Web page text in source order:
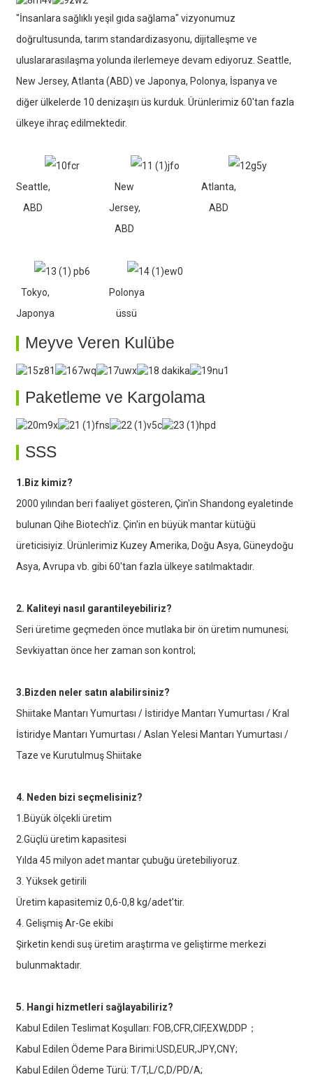
"İnsanlara sağlıklı yeşil gıda sağlama" vizyonumuz
doğrultusunda, tarım standardizasyonu, dijitalleşme ve
uluslararasılaşma yolunda ilerlemeye devam ediyoruz. Seattle,
New Jersey, Atlanta (ABD) ve Japonya, Polonya, İspanya ve
diğer ülkelerde 10 denizaşırı üs kurduk. Ürünlerimiz 60'tan fazla
ülkeye ihraç edilmektedir.
Seattle,
ABD
New
Jersey,
ABD
Atlanta,
ABD
Tokyo,
Japonya
Polonya
üssü
Meyve Veren Kulübe
Paketleme ve Kargolama
SSS
1.Biz kimiz?
2000 yılından beri faaliyet gösteren, Çin'in Shandong eyaletinde
bulunan Qihe Biotech'iz. Çin'in en büyük mantar kütüğü
üreticisiyiz. Ürünlerimiz Kuzey Amerika, Doğu Asya, Güneydoğu
Asya, Avrupa vb. gibi 60'tan fazla ülkeye satılmaktadır.
2. Kaliteyi nasıl garantileyebiliriz?
Seri üretime geçmeden önce mutlaka bir ön üretim numunesi;
Sevkiyattan önce her zaman son kontrol;
3.Bizden neler satın alabilirsiniz?
Shiitake Mantarı Yumurtası / İstiridye Mantarı Yumurtası / Kral
İstiridye Mantarı Yumurtası / Aslan Yelesi Mantarı Yumurtası /
Taze ve Kurutulmuş Shiitake
4. Neden bizi seçmelisiniz?
1.Büyük ölçekli üretim
2.Güçlü üretim kapasitesi
Yılda 45 milyon adet mantar çubuğu üretebiliyoruz.
3. Yüksek getirili
Üretim kapasitemiz 0,6-0,8 kg/adet’tir.
4. Gelişmiş Ar-Ge ekibi
Şirketin kendi suş üretim araştırma ve geliştirme merkezi
bulunmaktadır.
5. Hangi hizmetleri sağlayabiliriz?
Kabul Edilen Teslimat Koşulları: FOB,CFR,CIF,EXW,DDP；
Kabul Edilen Ödeme Para Birimi:USD,EUR,JPY,CNY;
Kabul Edilen Ödeme Türü: T/T,L/C,D/PD/A;